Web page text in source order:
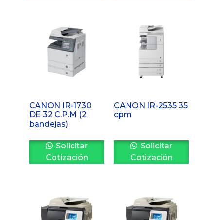
CANON IR-1730
DE 32 C.P.M (2
bandejas)
Solicitar
Cotización
CANON IR-2535 35
cpm
Solicitar
Cotización